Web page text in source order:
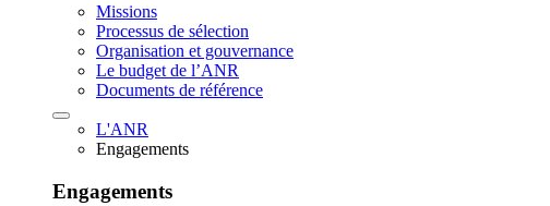
Missions
Processus de sélection
Organisation et gouvernance
Le budget de l’ANR
Documents de référence
L'ANR
Engagements
Engagements